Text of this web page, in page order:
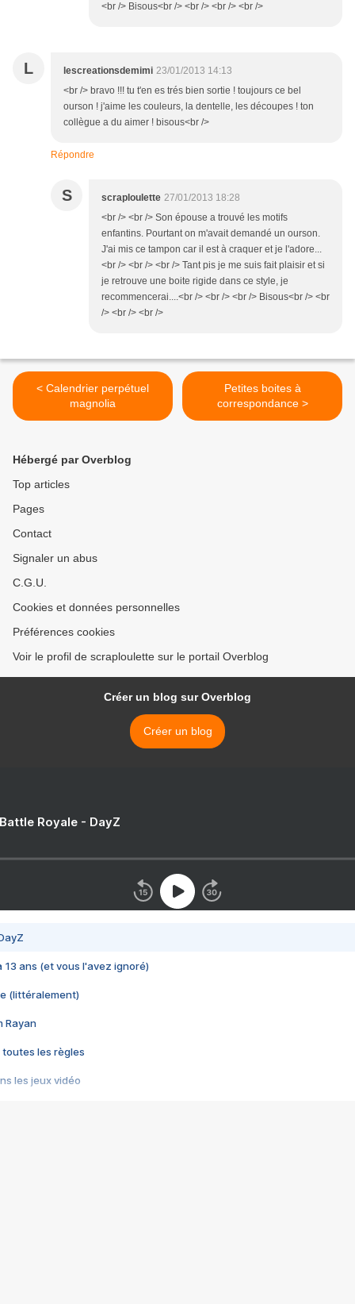
<br /> Bisous<br /> <br /> <br /> <br />
L lescreationsdemimi 23/01/2013 14:13
<br /> bravo !!! tu t'en es trés bien sortie ! toujours ce bel
ourson ! j'aime les couleurs, la dentelle, les découpes ! ton
collègue a du aimer ! bisous<br />
Répondre
S scraploulette 27/01/2013 18:28
<br /> <br /> Son épouse a trouvé les motifs
enfantins. Pourtant on m'avait demandé un ourson.
J'ai mis ce tampon car il est à craquer et je l'adore...
<br /> <br /> <br /> Tant pis je me suis fait plaisir et si
je retrouve une boite rigide dans ce style, je
recommencerai....<br /> <br /> <br /> Bisous<br /> <br
/> <br /> <br />
< Calendrier perpétuel
magnolia
Petites boites à
correspondance >
Hébergé par Overblog
Top articles
Pages
Contact
Signaler un abus
C.G.U.
Cookies et données personnelles
Préférences cookies
Voir le profil de scraploulette sur le portail Overblog
Créer un blog sur Overblog
Créer un blog
Royale - DayZ
13 ans (et vous l'avez ignoré)
(littéralement)
Rayan
toutes les règles
les jeux vidéo